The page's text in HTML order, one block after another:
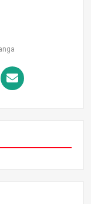
protagonista d
pequeño, con
conocemos por
Sin embar
que es
de las
como “Jibun”